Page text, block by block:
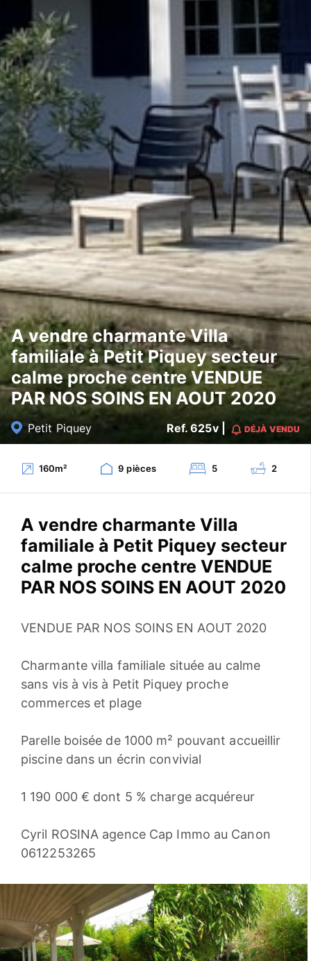
A vendre charmante Villa
familiale à Petit Piquey secteur
calme proche centre VENDUE
PAR NOS SOINS EN AOUT 2020
Petit Piquey Ref. 625v | DÉJÀ VENDU
160m² 9 pièces 5 2
A vendre charmante Villa
familiale à Petit Piquey secteur
calme proche centre VENDUE
PAR NOS SOINS EN AOUT 2020
VENDUE PAR NOS SOINS EN AOUT 2020
Charmante villa familiale située au calme
sans vis à vis à Petit Piquey proche
commerces et plage
Parelle boisée de 1000 m² pouvant accueillir
piscine dans un écrin convivial
1 190 000 € dont 5 % charge acquéreur
Cyril ROSINA agence Cap Immo au Canon
0612253265